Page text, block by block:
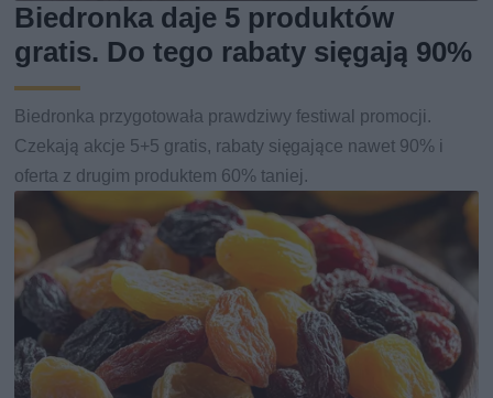
Biedronka daje 5 produktów
gratis. Do tego rabaty sięgają 90%
Biedronka przygotowała prawdziwy festiwal promocji.
Czekają akcje 5+5 gratis, rabaty sięgające nawet 90% i
oferta z drugim produktem 60% taniej.